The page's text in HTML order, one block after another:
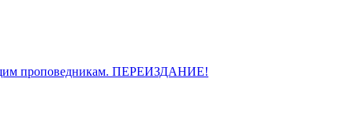
проповедникам. ПЕРЕИЗДАНИЕ!